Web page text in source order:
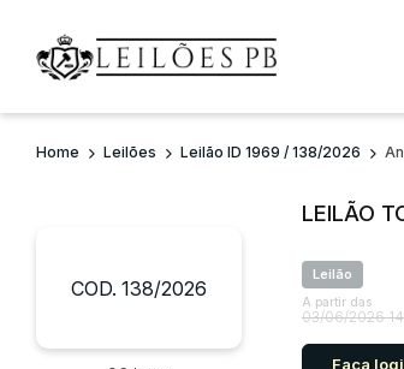
Busca por palavra-chave
Home Leilões Leilão ID 1969 / 138/2026
COD. 138/2026
LEILÃO
Leilão
A partir das
03/06/2026
Faça